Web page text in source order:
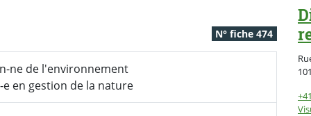
N° fiche 474
ne de l'environnement
en gestion de la nature